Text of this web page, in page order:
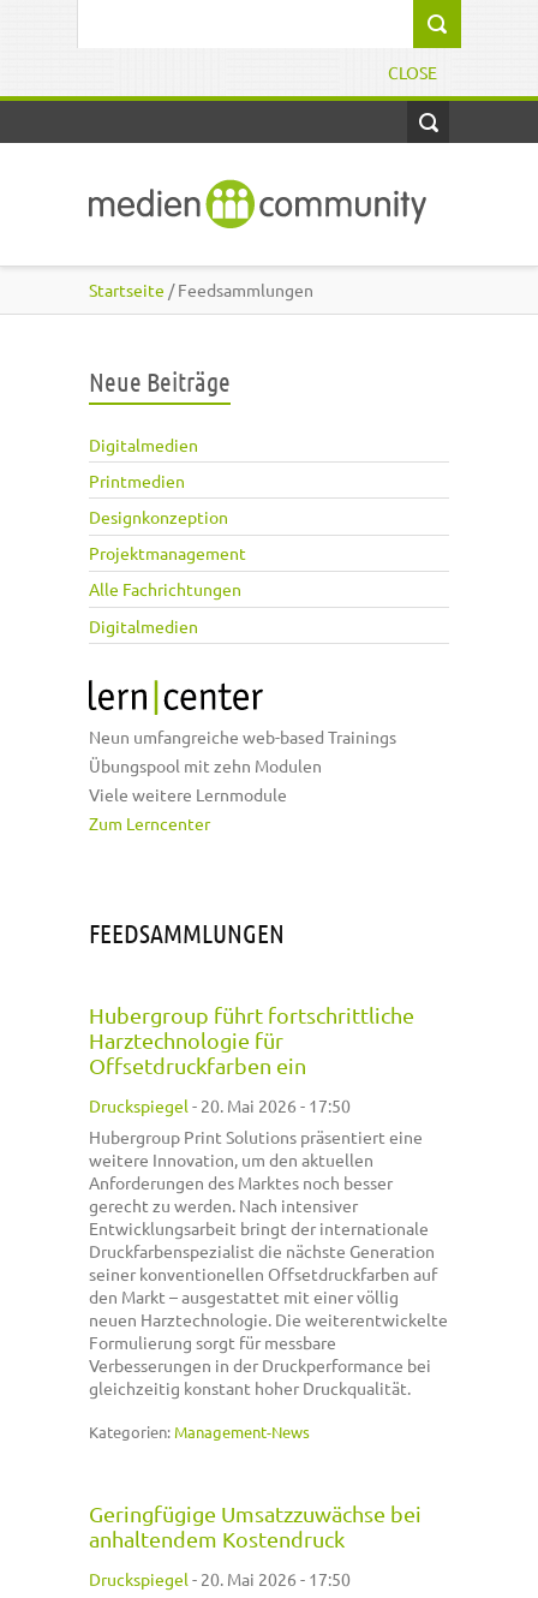
CLOSE
Startseite / Feedsammlungen
Neue Beiträge
Digitalmedien
Printmedien
Designkonzeption
Projektmanagement
Alle Fachrichtungen
Digitalmedien
Neun umfangreiche web-based Trainings
Übungspool mit zehn Modulen
Viele weitere Lernmodule
Zum Lerncenter
FEEDSAMMLUNGEN
Hubergroup führt fortschrittliche
Harztechnologie für
Offsetdruckfarben ein
Druckspiegel - 20. Mai 2026 - 17:50
Hubergroup Print Solutions präsentiert eine
weitere Innovation, um den aktuellen
Anforderungen des Marktes noch besser
gerecht zu werden. Nach intensiver
Entwicklungsarbeit bringt der internationale
Druckfarbenspezialist die nächste Generation
seiner konventionellen Offsetdruckfarben auf
den Markt – ausgestattet mit einer völlig
neuen Harztechnologie. Die weiterentwickelte
Formulierung sorgt für messbare
Verbesserungen in der Druckperformance bei
gleichzeitig konstant hoher Druckqualität.
Kategorien: Management-News
Geringfügige Umsatzzuwächse bei
anhaltendem Kostendruck
Druckspiegel - 20. Mai 2026 - 17:50